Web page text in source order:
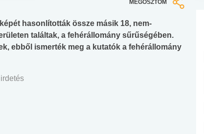
MEGOSZTOM
hasonlították össze másik 18, nem-
találtak, a fehérállomány sűrűségében.
ebből ismerték meg a kutatók a fehérállomány